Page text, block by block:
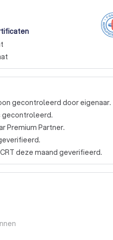
gecontroleerd door eigenaar.
gecontroleerd.
Premium Partner.
deze maand geverifieerd.